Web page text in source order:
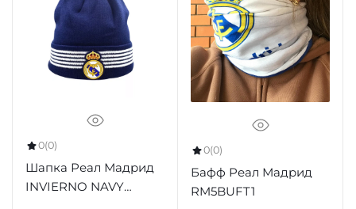
0(0)
Шапка Реал Мадрид
INVIERNO NAVY
0(0)
Бафф Реал Мадрид
RM5BUFT1